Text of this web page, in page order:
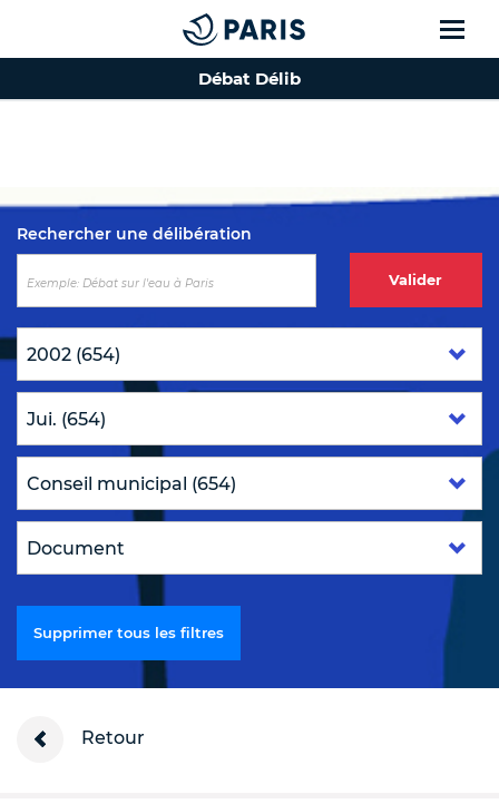
Top of the page
Débat Délib
Rechercher une délibération
Valider
Supprimer tous les filtres
Retour